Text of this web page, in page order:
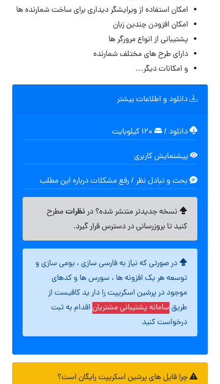
امکان استفاده از ویرایشگر دیداری برای ساخت شمارنده ها
امکان افزودن چندین زبان
پشتیبانی از انواع مرورگر ها
دارای طرح های مختلف شمارنده
و امکانات دیگر…
دانلود و اطلاعات بیشتر
دانلود /
پیشنمایش کاربری
بحث و تبادل نظر / رفع مشکلات درباره این مطلب
نسخه جدیدتر منتشر شده؟ درنظراتمطرح
کنید تا بروزرسانی در دسترس قرار گیرد.
در صورتی که نیاز به فارسی سازی ، بومی سازی و
توسعه هر یک افزونه ها ، سورس ها و کدهای
موجود در پرشین اسکریپت را دار ید کافیست از
طریقسامانه پشتیبانی مشتریان اقدام به ثبت
درخواست کنید
چرا فایل های پرشین اسکریپت رایگان است؟